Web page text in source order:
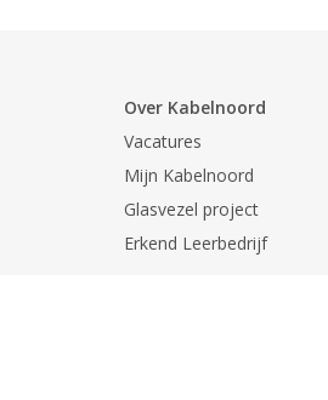
Over Kabelnoord
Vacatures
Mijn Kabelnoord
Glasvezel project
Erkend Leerbedrijf